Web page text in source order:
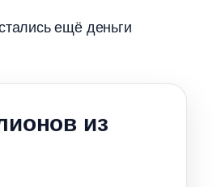
ещё деньги
из